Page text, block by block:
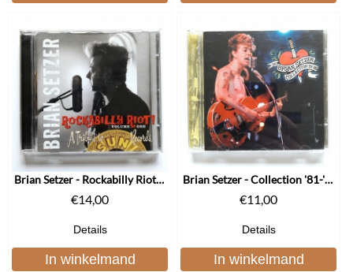
Brian Setzer - Rockabilly Riot! vol. one
€14,00
Details
In winkelmand
Brian Setzer - Collection '81-'88
€11,00
Details
In winkelmand